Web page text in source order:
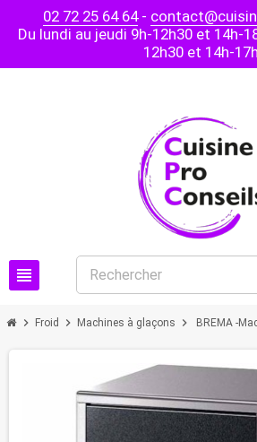
02 72 25 64 64-
Du lundi au jeudi 9h-12h30 et 14h-
12h30 et 14h-17h
view_headline
chevron_right Froid chevron_right Machines à glaçons chevron_right BREMA -